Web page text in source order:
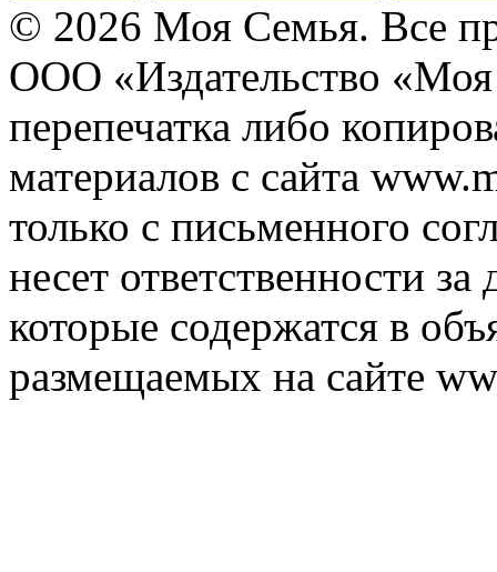
© 2026 Моя Семья. Все
ООО «Издательство
перепечатка либо
материалов с сайта
только с письменного
несет ответственности
которые содержатся в
размещаемых на сайте